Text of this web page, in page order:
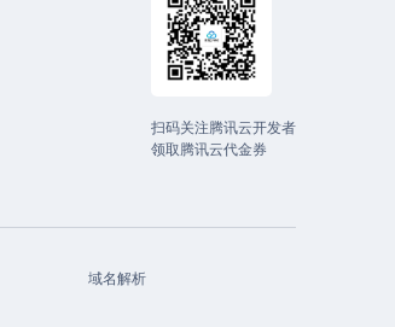
扫码关注腾讯云开发者
领取腾讯云代金券
域名解析